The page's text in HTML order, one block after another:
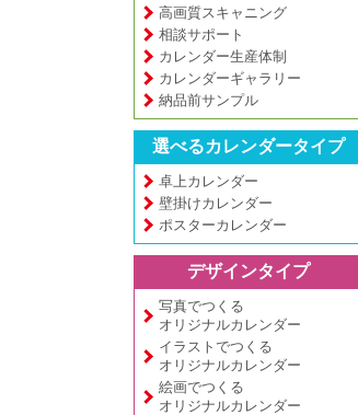
高画質スキャニング
相談サポート
カレンダー生産体制
カレンダーギャラリー
納品前サンプル
選べるカレンダータイプ
卓上カレンダー
壁掛けカレンダー
ポスターカレンダー
デザインタイプ
写真でつくる
オリジナルカレンダー
イラストでつくる
オリジナルカレンダー
絵画でつくる
オリジナルカレンダー